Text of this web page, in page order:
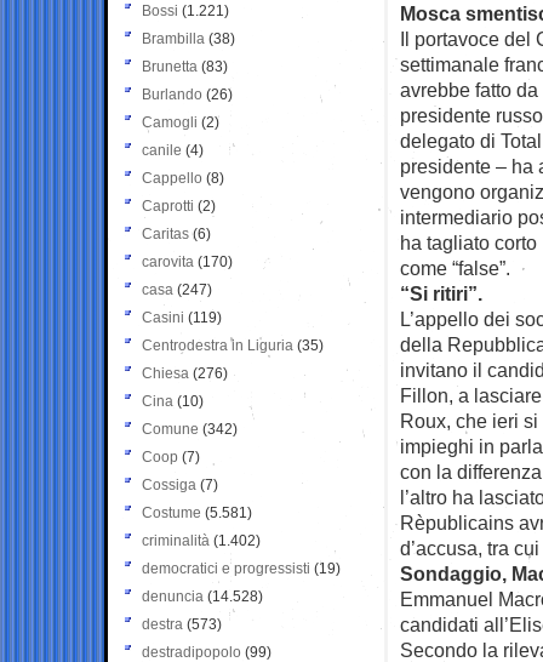
Mosca
Il portavoce del
settimanale
avrebbe fatto
presidente
delegato di
presidente – ha
vengono
intermediario
ha tagliato
come “false”.
“Si ritiri”.
L’appello dei
della
invitano il
Fillon, a
Roux, che ieri
impieghi in
con la
l’altro ha
Rèpublicains
d’accusa, tra
Sondaggio,
Emmanuel
candidati
Secondo la
Bossi (1.221)
Brambilla (38)
Brunetta (83)
Burlando (26)
Camogli (2)
canile (4)
Cappello (8)
Caprotti (2)
Caritas (6)
carovita (170)
casa (247)
Casini (119)
Centrodestra in Liguria (35)
Chiesa (276)
Cina (10)
Comune (342)
Coop (7)
Cossiga (7)
Costume (5.581)
criminalità (1.402)
democratici e progressisti (19)
denuncia (14.528)
destra (573)
destradipopolo (99)